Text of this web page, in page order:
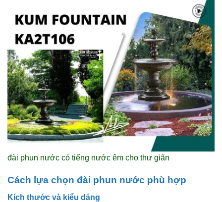
đài phun nước có tiếng nước êm cho thư giãn
Cách lựa chọn đài phun nước phù hợp
Kích thước và kiểu dáng